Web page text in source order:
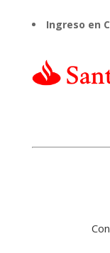
Ingreso en